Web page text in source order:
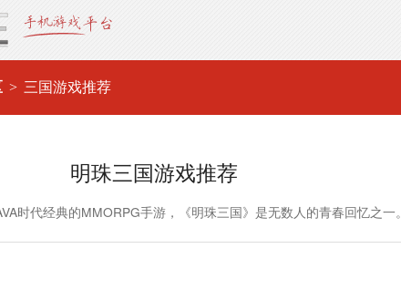
三国游戏推荐
明珠三国游戏推荐
时代经典的MMORPG手游，《明珠三国》是无数人的青春回忆之一。